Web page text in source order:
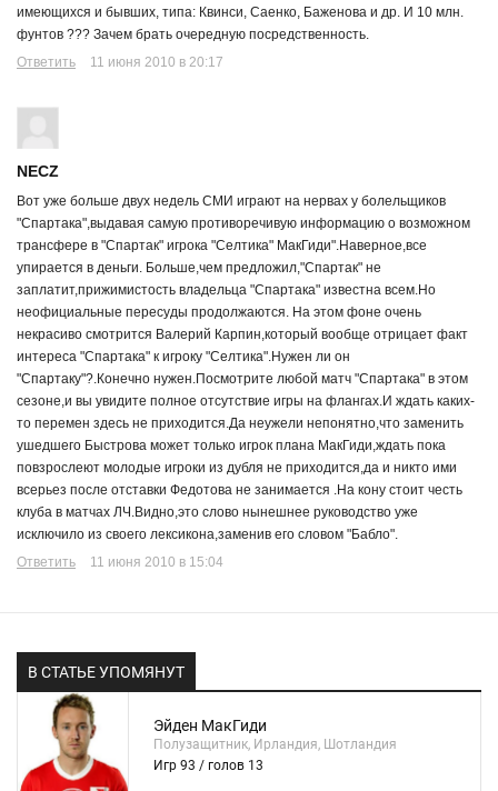
имеющихся и бывших, типа: Квинси, Саенко, Баженова и др. И 10 млн.
фунтов ??? Зачем брать очередную посредственность.
Ответить
11 июня 2010 в 20:17
NECZ
Вот уже больше двух недель СМИ играют на нервах у болельщиков
"Спартака",выдавая самую противоречивую информацию о возможном
трансфере в "Спартак" игрока "Селтика" МакГиди".Наверное,все
упирается в деньги. Больше,чем предложил,"Спартак" не
заплатит,прижимистость владельца "Спартака" известна всем.Но
неофициальные пересуды продолжаются. На этом фоне очень
некрасиво смотрится Валерий Карпин,который вообще отрицает факт
интереса "Спартака" к игроку "Селтика".Нужен ли он
"Спартаку"?.Конечно нужен.Посмотрите любой матч "Спартака" в этом
сезоне,и вы увидите полное отсутствие игры на флангах.И ждать каких-
то перемен здесь не приходится.Да неужели непонятно,что заменить
ушедшего Быстрова может только игрок плана МакГиди,ждать пока
повзрослеют молодые игроки из дубля не приходится,да и никто ими
всерьез после отставки Федотова не занимается .На кону стоит честь
клуба в матчах ЛЧ.Видно,это слово нынешнее руководство уже
исключило из своего лексикона,заменив его словом "Бабло".
Ответить
11 июня 2010 в 15:04
В СТАТЬЕ УПОМЯНУТ
Эйден МакГиди
Полузащитник, Ирландия, Шотландия
Игр 93 / голов 13